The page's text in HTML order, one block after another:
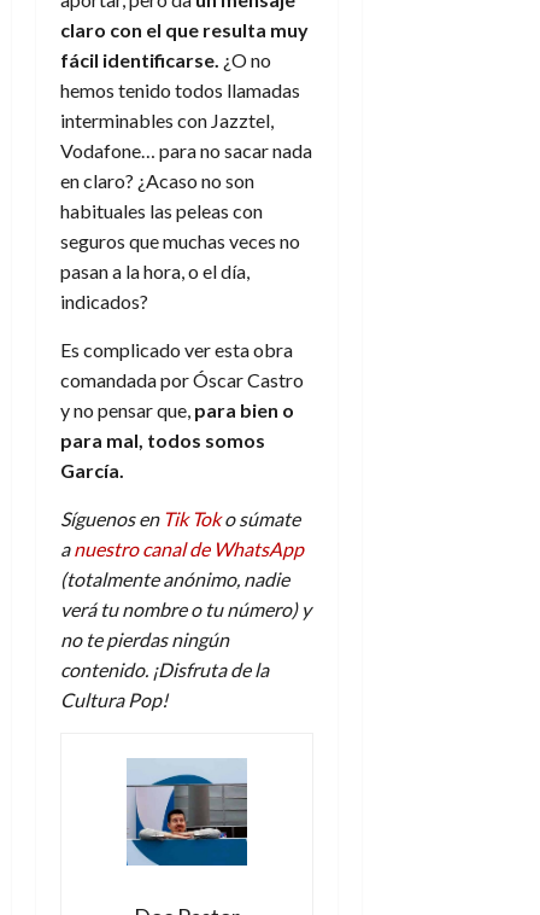
claro con el que resulta muy
fácil identificarse. ¿O no
hemos tenido todos llamadas
interminables con Jazztel,
Vodafone… para no sacar nada
en claro? ¿Acaso no son
habituales las peleas con
seguros que muchas veces no
pasan a la hora, o el día,
indicados?
Es complicado ver esta obra
comandada por Óscar Castro
y no pensar que, para bien o
para mal, todos somos
García.
Síguenos en Tik Toko súmate
anuestro canal de WhatsApp
(totalmente anónimo, nadie
verá tu nombre o tu número) y
no te pierdas ningún
contenido. ¡Disfruta de la
Cultura Pop!